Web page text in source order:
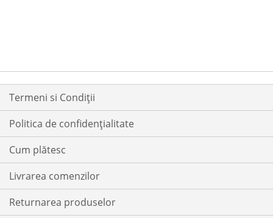
Termeni si Condiții
Politica de confidențialitate
Cum plătesc
Livrarea comenzilor
Returnarea produselor